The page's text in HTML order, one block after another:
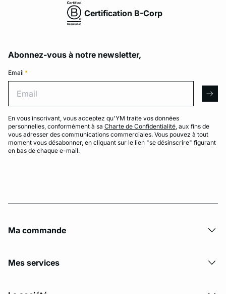
Certification B-Corp
Abonnez-vous à notre newsletter,
Email *
En vous inscrivant, vous acceptez qu'YM traite vos données
personnelles, conformément à sa Charte de Confidentialité, aux fins de
vous adresser des communications commerciales. Vous pouvez à tout
moment vous désabonner, en cliquant sur le lien "se désinscrire" figurant
en bas de chaque e-mail.
Ma commande
Mes services